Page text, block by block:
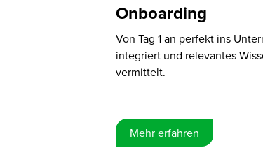
Onboa rding
Von Tag 1 an perfekt ins
integriert und relevantes
vermittelt.
Mehr erfahren